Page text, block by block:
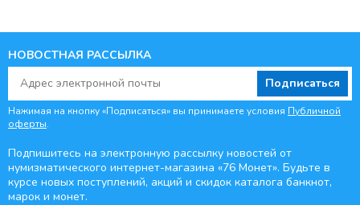
НОВОСТНАЯ РАССЫЛКА
Подписаться
Нажимая на кнопку «Подписаться» вы принимаете условия Публичной
оферты.
Подпишитесь на электронную рассылку новостей от
нумизматического интернет-магазина «76 Монет». Будьте в
курсе новых поступлений, акций и скидок каталога банкнот,
марок и монет.